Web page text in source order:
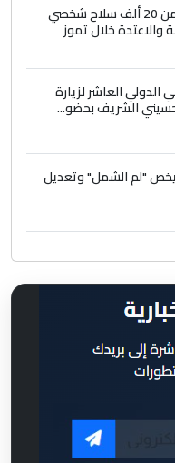
الداخلية: تسجيل أكثر من 20 ألف سلاح شخصي
والاعتدة خلال تموز
الدولي العاشر لزيارة
الشريف بحضو...
يخص "لم الشمل" وتعديل